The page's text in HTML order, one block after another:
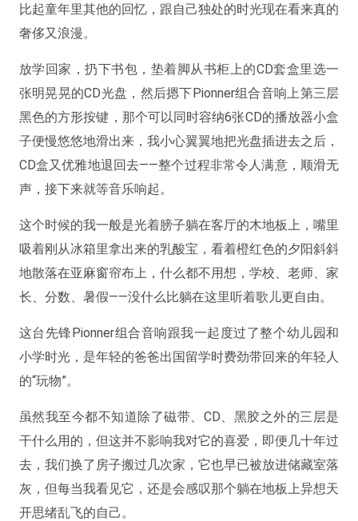
比起童年里其他的回忆，跟自己独处的时光现在看来真的
奢侈又浪漫。
放学回家，扔下书包，垫着脚从书柜上的CD套盒里选一
张明晃晃的CD光盘，然后摁下Pionner组合音响上第三层
黑色的方形按键，那个可以同时容纳6张CD的播放器小盒
子便慢悠悠地滑出来，我小心翼翼地把光盘插进去之后，
CD盒又优雅地退回去——整个过程非常令人满意，顺滑无
声，接下来就等音乐响起。
这个时候的我一般是光着膀子躺在客厅的木地板上，嘴里
吸着刚从冰箱里拿出来的乳酸宝，看着橙红色的夕阳斜斜
地散落在亚麻窗帘布上，什么都不用想，学校、老师、家
长、分数、暑假——没什么比躺在这里听着歌儿更自由。
这台先锋Pionner组合音响跟我一起度过了整个幼儿园和
小学时光，是年轻的爸爸出国留学时费劲带回来的年轻人
的“玩物”。
虽然我至今都不知道除了磁带、CD、黑胶之外的三层是
干什么用的，但这并不影响我对它的喜爱，即便几十年过
去，我们换了房子搬过几次家，它也早已被放进储藏室落
灰，但每当我看见它，还是会感叹那个躺在地板上异想天
开思绪乱飞的自己。